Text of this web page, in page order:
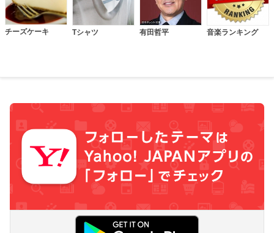
チーズケーキ Tシャツ 有田哲平 音楽ランキング